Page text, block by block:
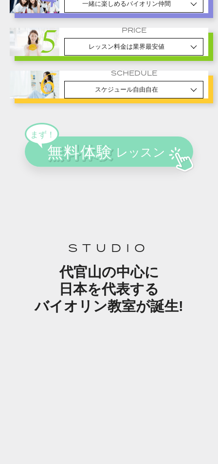
一緒に楽しめるバイオリン仲間
PRICE
レッスン料金は業界最安値
SCHEDULE
スケジュール自由自在
STUDIO
代官山の中心に
日本を代表する
バイオリン教室が誕生!